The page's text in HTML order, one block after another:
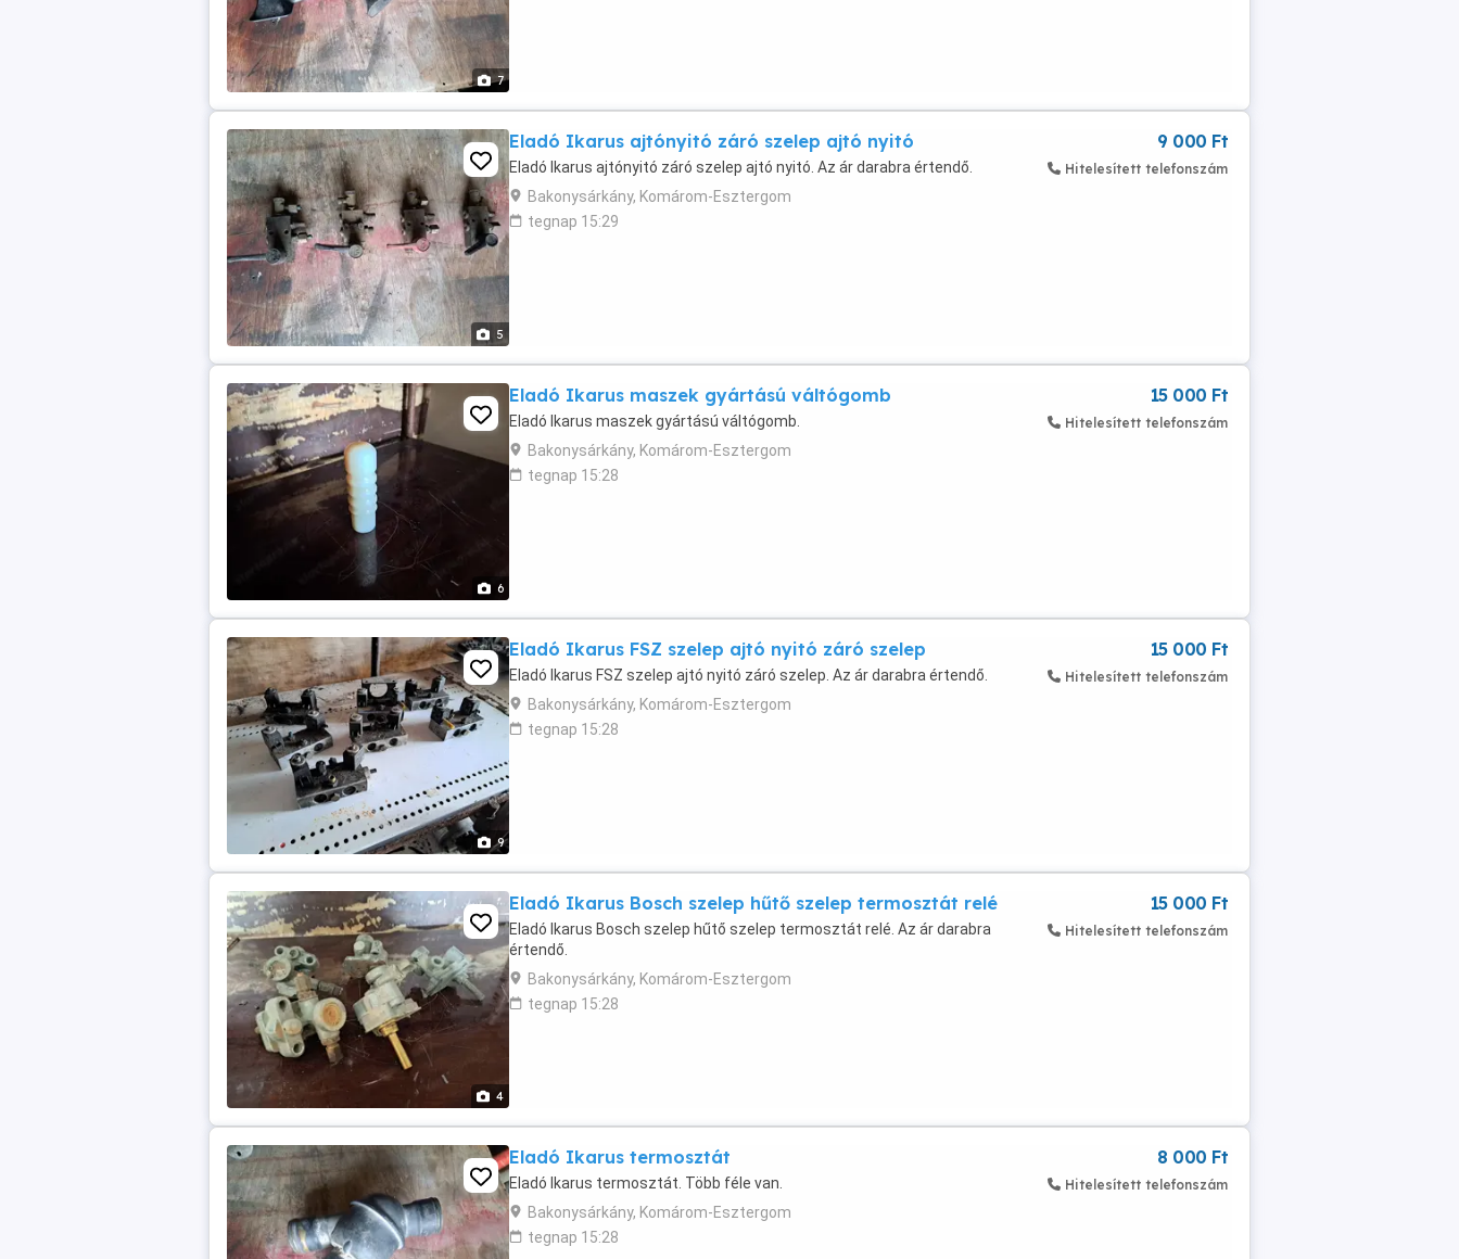
7
5
Eladó Ikarus ajtónyitó záró szelep ajtó nyitó
Eladó Ikarus ajtónyitó záró szelep ajtó nyitó. Az ár darabra értendő.
Bakonysárkány, Komárom-Esztergom
tegnap 15:29
9 000 Ft
Hitelesített telefonszám
6
Eladó Ikarus maszek gyártású váltógomb
Eladó Ikarus maszek gyártású váltógomb.
Bakonysárkány, Komárom-Esztergom
tegnap 15:28
15 000 Ft
Hitelesített telefonszám
9
Eladó Ikarus FSZ szelep ajtó nyitó záró szelep
Eladó Ikarus FSZ szelep ajtó nyitó záró szelep. Az ár darabra értendő.
Bakonysárkány, Komárom-Esztergom
tegnap 15:28
15 000 Ft
Hitelesített telefonszám
4
Eladó Ikarus Bosch szelep hűtő szelep termosztát relé
Eladó Ikarus Bosch szelep hűtő szelep termosztát relé. Az ár darabra
értendő.
Bakonysárkány, Komárom-Esztergom
tegnap 15:28
15 000 Ft
Hitelesített telefonszám
Eladó Ikarus termosztát
Eladó Ikarus termosztát. Több féle van.
Bakonysárkány, Komárom-Esztergom
tegnap 15:28
8 000 Ft
Hitelesített telefonszám